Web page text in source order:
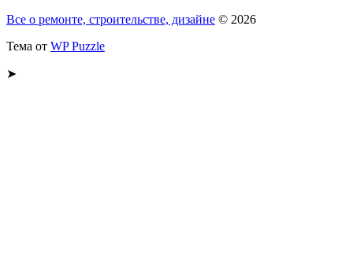
Все о ремонте, строительстве, дизайне © 2026
Тема от WP Puzzle
➤